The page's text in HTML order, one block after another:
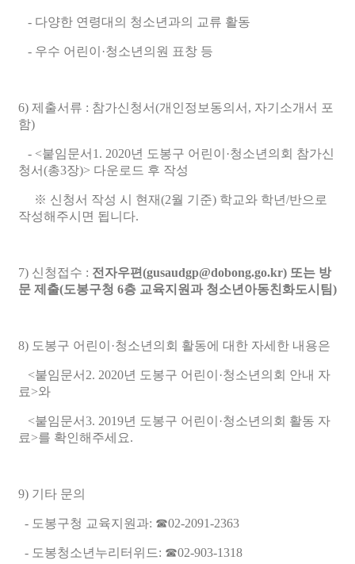
- 다양한 연령대의 청소년과의 교류 활동
- 우수 어린이·청소년의원 표창 등
6) 제출서류 : 참가신청서(개인정보동의서, 자기소개서 포
함)
- <붙임문서1. 2020년 도봉구 어린이·청소년의회 참가신
청서(총3장)> 다운로드 후 작성
※ 신청서 작성 시 현재(2월 기준) 학교와 학년/반으로
작성해주시면 됩니다.
7) 신청접수 : 전자우편(gusaudgp@dobong.go.kr) 또는 방
문 제출(도봉구청 6층 교육지원과 청소년아동친화도시팀)
8) 도봉구 어린이·청소년의회 활동에 대한 자세한 내용은
<붙임문서2. 2020년 도봉구 어린이·청소년의회 안내 자
료>와
<붙임문서3. 2019년 도봉구 어린이·청소년의회 활동 자
료>를 확인해주세요.
9) 기타 문의
- 도봉구청 교육지원과: ☎02-2091-2363
- 도봉청소년누리터위드: ☎02-903-1318